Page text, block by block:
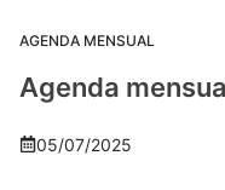
AGENDA MENSUAL
Agenda
05/07/2025